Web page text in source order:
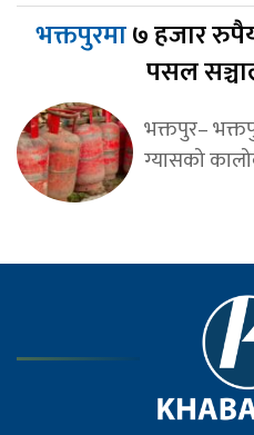
भक्तपुरमा७ हजार
पसल
भक्तपुर–
ग्यासको